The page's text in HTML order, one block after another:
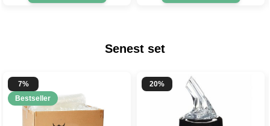
Senest set
7%
Bestseller
20%